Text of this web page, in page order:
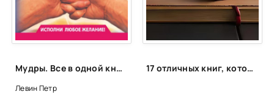
Глава 25
Мудры. Все в одной книге. Исполни любое желание - Петр Левин
Левин Петр
17 отличных книг, которые вы могли пропустить. Что почитать интересного